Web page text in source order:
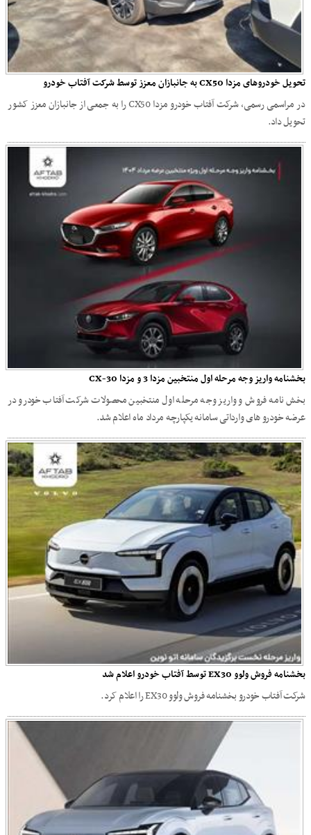
تحویل خودروهای مزدا CX50 به جانبازان معزز توسط شرکت آفتاب‌ خودرو
در مراسمی رسمی، شرکت آفتاب‌ خودرو مزدا CX50 را به جمعی از جانبازان معزز کشور
تحویل داد.
بخشنامه واریز وجه مرحله اول منتخبین مزدا 3 و مزدا CX-30
بخش نامه فروش و واریز وجه مرحله اول منتخبین محصولات شرکت آفتاب خودرو در
عرضه خودرو های وارداتی سامانه یکپارچه مرداد ماه اعلام شد.
بخشنامه فروش ولوو EX30 توسط آفتاب خودرو اعلام شد
شرکت آفتاب خودرو بخشنامه فروش ولوو EX30 را اعلام کرد.